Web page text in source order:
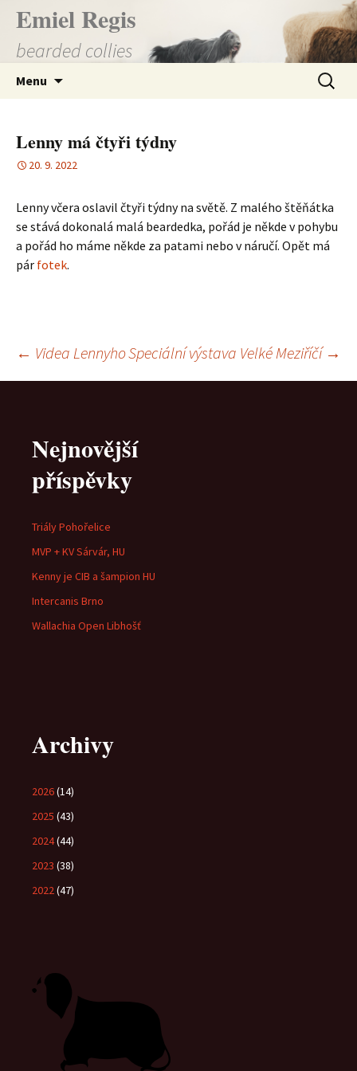
Přejít
obsahu
Emiel Regis
bearded collies
Menu
Lenny má čtyři týdny
20. 9. 2022
Lenny včera oslavil čtyři týdny na světě. Z malého štěňátka
se stává dokonalá malá beardedka, pořád je někde v pohybu
a pořád ho máme někde za patami nebo v náručí. Opět má
pár fotek.
Navigace
příspěvky
← Videa LennyhoSpeciální výstava Velké Meziříčí →
Nejnovější
příspěvky
Triály Pohořelice
MVP + KV Sárvár, HU
Kenny je CIB a šampion HU
Intercanis Brno
Wallachia Open Libhošť
Archivy
2026(14)
2025 (43)
2024(44)
2023 (38)
2022(47)